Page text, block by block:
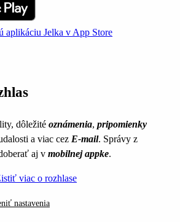
dôležité oznámenia, pripomienky
a viac cez E-mail. Správy z
aj v mobilnej appke.
viac o rozhlase
nastavenia